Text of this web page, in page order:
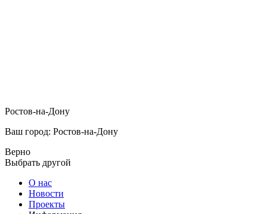
Ростов-на-Дону
Ваш город: Ростов-на-Дону
Верно
Выбрать другой
О нас
Новости
Проекты